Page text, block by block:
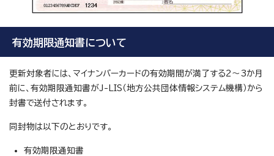
有効期限通知書について
更新対象者には、マイナンバーカードの有効期間が満了する2～3か月
前に、有効期限通知書がJ-LIS（地方公共団体情報システム機構）から
封書で送付されます。
同封物は以下のとおりです。
有効期限通知書